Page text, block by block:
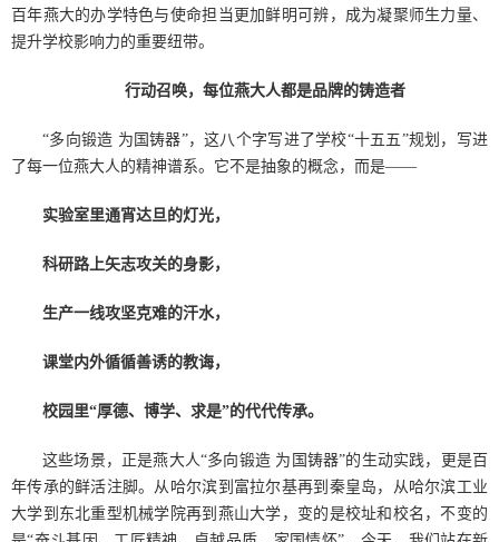
百年燕大的办学特色与使命担当更加鲜明可辨，成为凝聚师生力量、
提升学校影响力的重要纽带。
行动召唤，每位燕大人都是品牌的铸造者
“多向锻造 为国铸器”，这八个字写进了学校“十五五”规划，写进
了每一位燕大人的精神谱系。它不是抽象的概念，而是——
实验室里通宵达旦的灯光，
科研路上矢志攻关的身影，
生产一线攻坚克难的汗水，
课堂内外循循善诱的教诲，
校园里“厚德、博学、求是”的代代传承。
这些场景，正是燕大人“多向锻造 为国铸器”的生动实践，更是百
年传承的鲜活注脚。从哈尔滨到富拉尔基再到秦皇岛，从哈尔滨工业
大学到东北重型机械学院再到燕山大学，变的是校址和校名，不变的